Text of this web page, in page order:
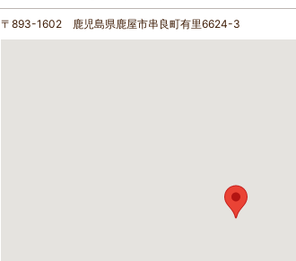
〒893-1602 鹿児島県鹿屋市串良町有里6624-3